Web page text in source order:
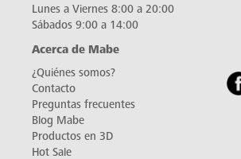
Lunes a Viernes 8:00 a 20:00
Sábados 9:00 a 14:00
Acerca de Mabe
¿Quiénes somos?
Contacto
Preguntas frecuentes
Blog Mabe
Productos en 3D
Hot Sale